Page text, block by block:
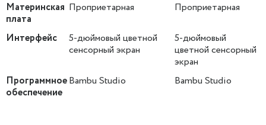
Материнская
плата
Проприетарная Проприетарная
Интерфейс
5-дюймовый цветной
сенсорный экран
5-дюймовый
цветной сенсорный
экран
Программное
обеспечение
Bambu Studio Bambu Studio